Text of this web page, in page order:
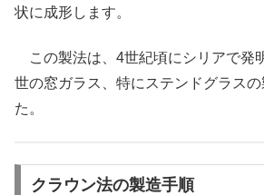
状に成形します。
この製法は、4世紀頃にシリアで発
世の窓ガラス、特にステンドグラス
た。
クラウン法の製造手順